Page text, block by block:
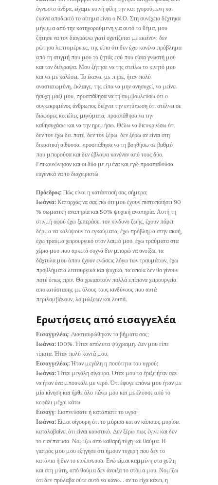
άγνωστο άνδρα, είχαμε κοινή φίλη την κατηγορούμενη και
έκανα αποδεκτό το αίτημα είναι ο Ν.Ο. Στη συνέχεια δέχτηκα
μήνυμα από την κατηγορούμενη για αυτό το θέμα, μου
ζήτησε να τον διαγράψω γιατί σχετίζεται με εκείνον, δεν
ρώτησα λεπτομέρειες, της είπα ότι δεν έχω κανένα πρόβλημα
από τη στιγμή που μου το ζητάς εσύ που είσαι γνωστή μου
και τον διέγραψα. Μου ζήτησε να της στείλω το κινητό μου
και να με καλέσει. Το έκανα, με πήρε, ήταν πολύ
αναστατωμένη, έκλαιγε, της είπα να μην ανησυχεί, να μείνει
ήσυχη μαζί μου, προσπάθησα να τη συμβουλεύσω ότι ο
συγκεκριμένος άνθρωπος δείχνει την εντύπωση ότι στέλνει σε
διάφορες κοπέλες μηνύματα, προσπάθησα να την
καθησυχάσω και να την ηρεμήσω. Θέλω να διευκρινίσω ότι
δεν τον έχω δει ποτέ, δεν τον ξέρω, δεν ξέρω αν είναι στη
δικαστική αίθουσα, προσπάθησα να τη βοηθήσω σε βαθμό
που μπορούσα και δεν έβλαψα κανέναν από τους δύο.
Επικοινώνησαν και οι δύο με εμένα και εγώ προσπαθούσα
ευγενικά να το διαχειριστώ
Πρόεδρος: Πώς είναι η κατάστασή σας σήμερα;
Ιωάννα: Καταρχάς να σας πω ότι μου έχουν πιστοποιήσει 90
% σωματική αναπηρία και 50% ψυχική αναπηρία. Αυτή τη
στιγμή αφού έχω ξεπεράσει τον κίνδυνο ζωής, έχουν πάρει
δέρμα να καλύψουν τα εγκαύματα, έχω πρόβλημα στην ακοή,
έχω τραύμα χειρουργικό στον λαιμό μου, έχω τραύματα στα
χέρια μου που αρκετά συχνά δεν μπορώ να ανοίξω, τα
δάχτυλα μου όπου έχουν ενώσεις λόγω των τραυμάτων, έχω
προβλήματα λειτουργικά και ψυχικά, τα οποία δεν θα γίνουν
ποτέ όπως πριν. Θα χρειαστούν πολλά επίπονα χειρουργεία
αποκατάστασης με όλους τους κινδύνους που αυτά
περιλαμβάνουν, λοιμώξεων και λοιπά.
Ερωτήσεις από εισαγγελέα
Εισαγγελέας: Διασταυρώθηκαν τα βήματα σας;
Ιωάννα: 100%. Ήταν απόλυτα ψύχραιμη. Δεν μου είπε
τίποτα. Ήταν πολύ κοντά μου.
Εισαγγελέας:Ήταν μεγάλη η ποσότητα του υγρού;
Ιωάννα:Ήταν μεγάλη σίγουρα. Όταν μου το έριξε ήταν σαν
να ήταν ένα μπουκάλι με νερό. Ότι έφυγε επάνω μου ήταν με
μία κίνηση και ήρθε όλο πάνω μου και με έλουσε από το
κεφάλι μέχρι κάτω.
Εισαγγ: Εισπνεύσατε ή κατάπιατε το υγρό;
Ιωάννα: Είμαι σίγουρη ότι το μύρισα και αν κάποιος μυρίσει
καταλαβαίνει ότι είναι καυστικό. Δεν ξέρω πως έγινε και δεν
το εισέπνευσα. Νομίζω από καθαρή τύχη και θαύμα. Η
γιατρός μου μου εξήγησε ότι ήμουν τυχερή που δεν το
κατάπια ή δεν το εισέπνευσα. Ενώ είμαι καμμένη στα χείλη
και στη μύτη, από θαύμα δεν άνοιξα το στόμα μου. Νομίζω
ότι δεν πρόλαβα ούτε αυτό να κάνω… αν το είχα κάνει, η